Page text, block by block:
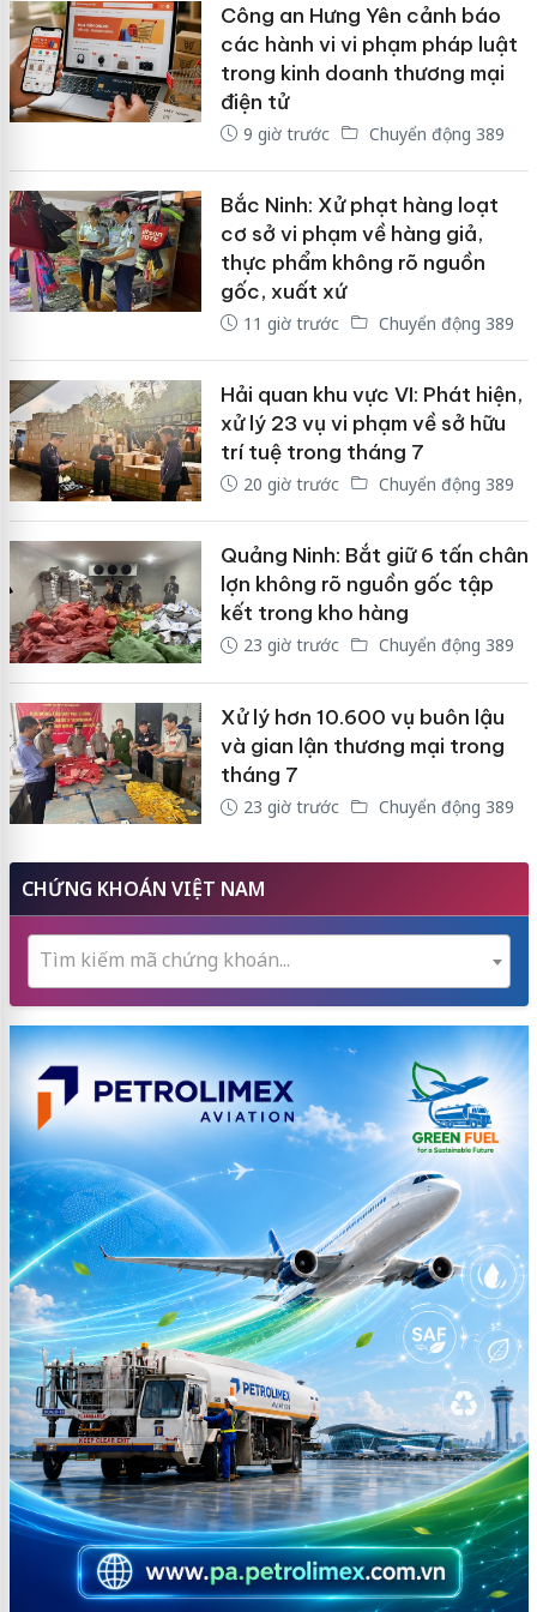
Công an Hưng Yên cảnh báo
các hành vi vi phạm pháp luật
trong kinh doanh thương mại
điện tử
9 giờ trước Chuyển động 389
Bắc Ninh: Xử phạt hàng loạt
cơ sở vi phạm về hàng giả,
thực phẩm không rõ nguồn
gốc, xuất xứ
11 giờ trước Chuyển động 389
Hải quan khu vực VI: Phát hiện,
xử lý 23 vụ vi phạm về sở hữu
trí tuệ trong tháng 7
20 giờ trước Chuyển động 389
Quảng Ninh: Bắt giữ 6 tấn chân
lợn không rõ nguồn gốc tập
kết trong kho hàng
23 giờ trước Chuyển động 389
Xử lý hơn 10.600 vụ buôn lậu
và gian lận thương mại trong
tháng 7
23 giờ trước Chuyển động 389
CHỨNG KHOÁN VIỆT NAM
Tìm kiếm mã chứng khoán...